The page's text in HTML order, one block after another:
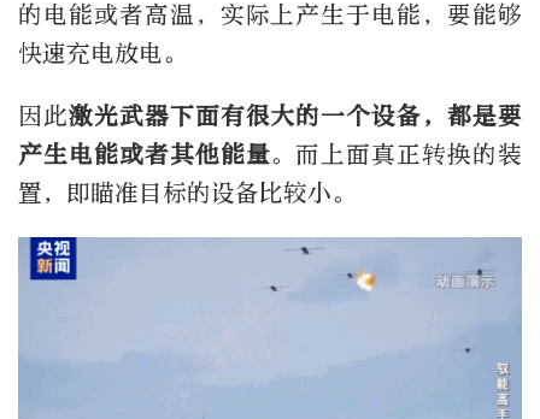
的电能或者高温，实际上产生于电能，要能够
快速充电放电。
因此激光武器下面有很大的一个设备，都是要
产生电能或者其他能量。而上面真正转换的装
置，即瞄准目标的设备比较小。